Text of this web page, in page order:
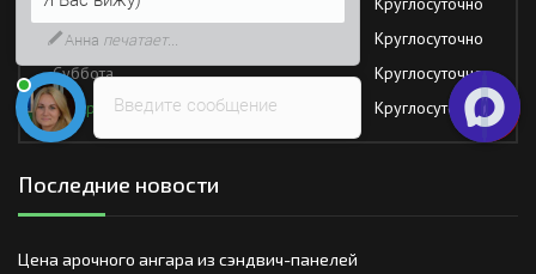
Пятница
Круглосуточно
Суббота
Круглосуточно
Воскресение
Круглосуточно
Последние новости
Цена арочного ангара из сэндвич-панелей
Введите сообщение
быстрее